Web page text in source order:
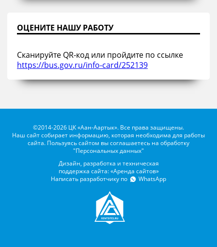
ОЦЕНИТЕ НАШУ РАБОТУ
Сканируйте QR-код или пройдите по ссылке
https://bus.gov.ru/info-card/252139
©2014-2026 ЦК «Аан-Аартык». Все права защищены.
Наш сайт собирает информацию, которая необходима для работы
сайта. Пользуясь сайтом вы соглашаетесь на обработку
"Персональных данных"
Дизайн, разработка и техническая
поддержка сайта: «Аренда сайтов»
Написать разработчику по
WhatsApp